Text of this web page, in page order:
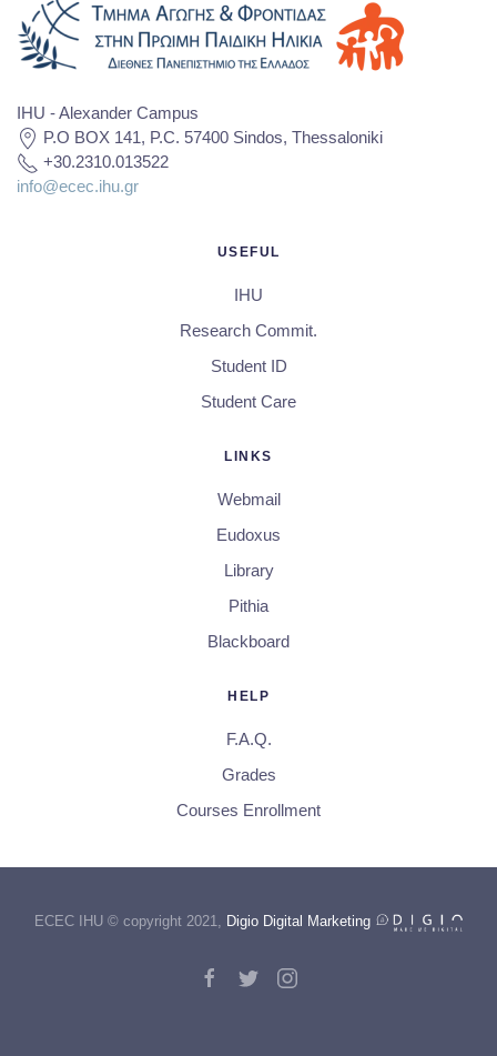
IHU - Alexander Campus
P.O BOX 141, P.C. 57400 Sindos, Thessaloniki
+30.2310.013522
info@ecec.ihu.gr
USEFUL
IHU
Research Commit.
Student ID
Student Care
LINKS
Webmail
Eudoxus
Library
Pithia
Blackboard
HELP
F.A.Q.
Grades
Courses Enrollment
ECEC IHU © copyright 2021, Digio Digital Marketing